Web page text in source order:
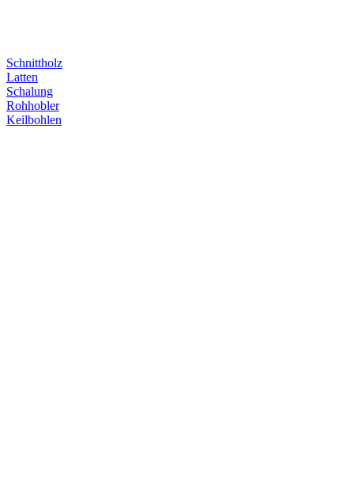
Schnittholz
Latten
Schalung
Rohhobler
Keilbohlen